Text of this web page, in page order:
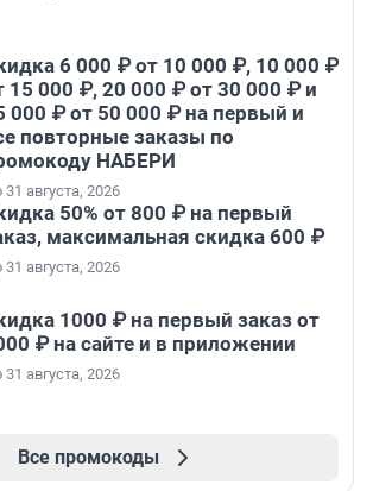
6 000 ₽ от 10 000 ₽, 10 000 ₽
15 000 ₽, 20 000 ₽ от 30 000 ₽ и
000 ₽ от 50 000 ₽ на первый и
повторные заказы по
НАБЕРИ
августа, 2026
50% от 800 ₽ на первый
максимальная скидка 600 ₽
августа, 2026
1000 ₽ на первый заказ от
₽ на сайте и в приложении
августа, 2026
Все промокоды